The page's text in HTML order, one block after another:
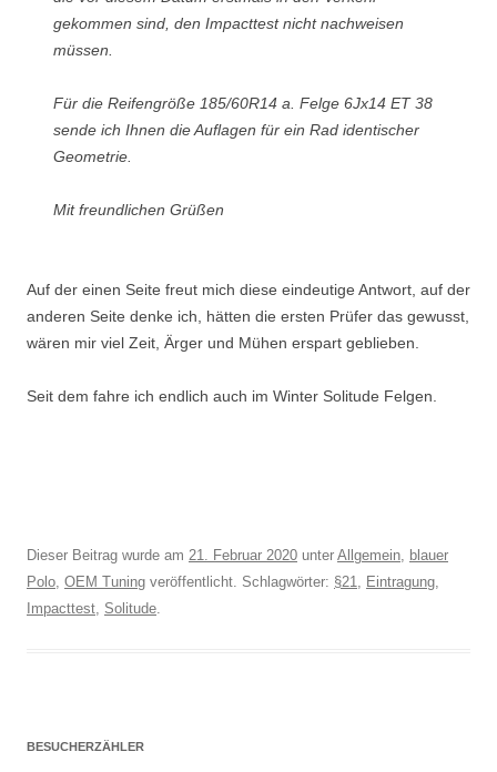
gekommen sind, den Impacttest nicht nachweisen
müssen.
Für die Reifengröße 185/60R14 a. Felge 6Jx14 ET 38
sende ich Ihnen die Auflagen für ein Rad identischer
Geometrie.
Mit freundlichen Grüßen
Auf der einen Seite freut mich diese eindeutige Antwort, auf der
anderen Seite denke ich, hätten die ersten Prüfer das gewusst,
wären mir viel Zeit, Ärger und Mühen erspart geblieben.
Seit dem fahre ich endlich auch im Winter Solitude Felgen.
Dieser Beitrag wurde am 21. Februar 2020 unter Allgemein, blauer
Polo, OEM Tuning veröffentlicht. Schlagwörter: §21, Eintragung,
Impacttest, Solitude.
BESUCHERZÄHLER